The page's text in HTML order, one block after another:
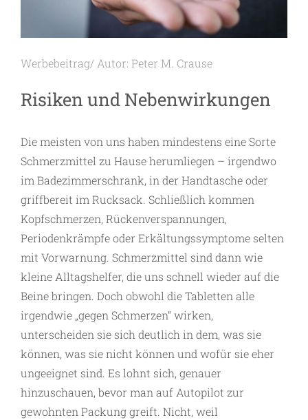
Werbebeitrag/ Autor: Peter M. Crause
Risiken und Nebenwirkungen
Die meisten von uns haben mindestens eine Sorte
Schmerzmittel zu Hause herumliegen – irgendwo
im Badezimmerschrank, in der Handtasche oder
griffbereit im Rucksack. Schließlich kommen
Kopfschmerzen, Rückenverspannungen,
Periodenkrämpfe oder Erkältungssymptome selten
mit Vorwarnung. Schmerzmittel sind dann wie
kleine Alltagshelfer, die uns schnell wieder auf die
Bei­ne bringen. Doch obwohl die Tabletten alle
irgendwie „gegen Schmerzen“ wirken,
unterscheiden sie sich deutlich in dem, was sie
können, was sie nicht können und wofür sie eher
ungeeignet sind. Es lohnt sich, genauer
hinzuschauen, bevor man auf Autopilot zur
gewohnten Packung greift. Nicht, weil